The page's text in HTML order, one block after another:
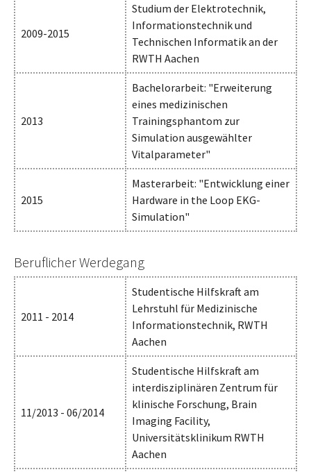
2009-2015
Studium der Elektrotechnik,
Informationstechnik und
Technischen Informatik an der
RWTH Aachen
2013
Bachelorarbeit: "Erweiterung
eines medizinischen
Trainingsphantom zur
Simulation ausgewählter
Vitalparameter"
2015
Masterarbeit: "Entwicklung einer
Hardware in the Loop EKG-
Simulation"
Beruflicher Werdegang
2011 - 2014
Studentische Hilfskraft am
Lehrstuhl für Medizinische
Informationstechnik, RWTH
Aachen
11/2013 - 06/2014
Studentische Hilfskraft am
interdisziplinären Zentrum für
klinische Forschung, Brain
Imaging Facility,
Universitätsklinikum RWTH
Aachen